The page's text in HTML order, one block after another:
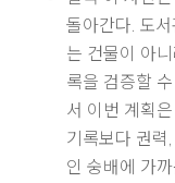
돌아간다. 도
는 건물이 아
록을 검증할
서 이번 계획
기록보다 권력
인 숭배에 가